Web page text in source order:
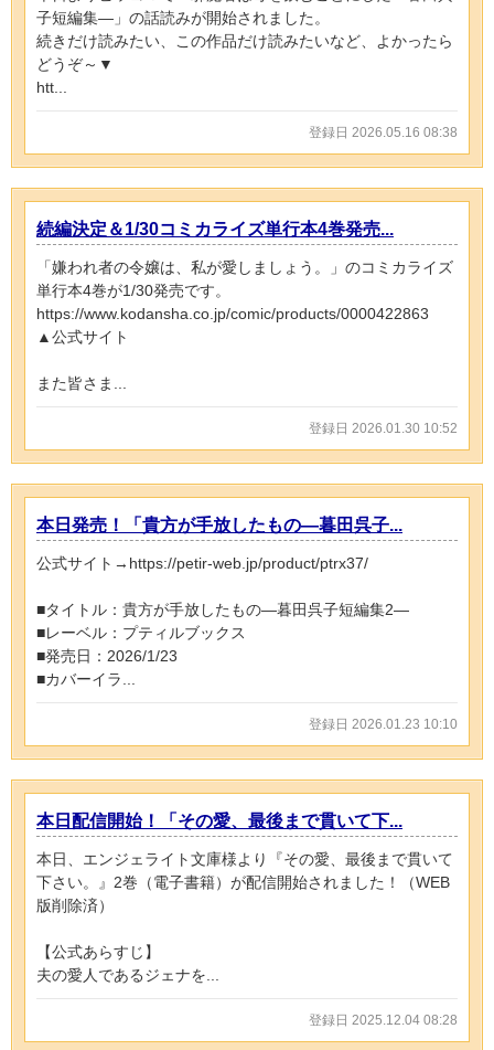
子短編集―」の話読みが開始されました。
続きだけ読みたい、この作品だけ読みたいなど、よかったら
どうぞ～▼
htt...
登録日 2026.05.16 08:38
続編決定＆1/30コミカライズ単行本4巻発売...
「嫌われ者の令嬢は、私が愛しましょう。」のコミカライズ
単行本4巻が1/30発売です。
https://www.kodansha.co.jp/comic/products/0000422863
▲公式サイト
また皆さま...
登録日 2026.01.30 10:52
本日発売！「貴方が手放したもの―暮田呉子...
公式サイト→https://petir-web.jp/product/ptrx37/
■タイトル：貴方が手放したもの―暮田呉子短編集2―
■レーベル：プティルブックス
■発売日：2026/1/23
■カバーイラ...
登録日 2026.01.23 10:10
本日配信開始！「その愛、最後まで貫いて下...
本日、エンジェライト文庫様より『その愛、最後まで貫いて
下さい。』2巻（電子書籍）が配信開始されました！（WEB
版削除済）
【公式あらすじ】
夫の愛人であるジェナを...
登録日 2025.12.04 08:28